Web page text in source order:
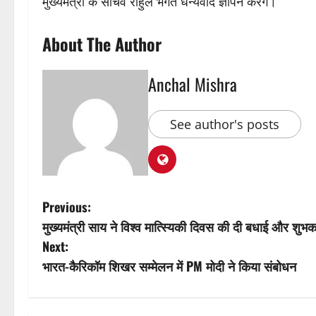
About The Author
Anchal Mishra
See author's posts
P
o
s
Previous:
मुख्यमंत्री साय ने विश्व मात्स्यिकी दिवस की दी बधाई और
Next:
भारत-कैरिकॉम शिखर सम्मेलन में PM मोदी ने किया संबोधन